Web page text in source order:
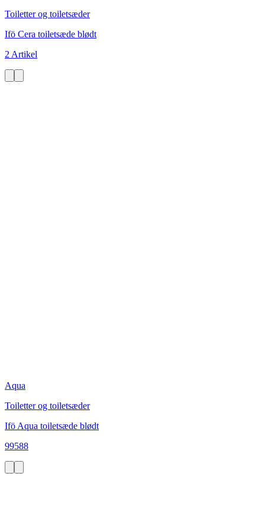
Toiletter og toiletsæder
Ifö Cera toiletsæde blødt
2 Artikel
Aqua
Toiletter og toiletsæder
Ifö Aqua toiletsæde blødt
99588